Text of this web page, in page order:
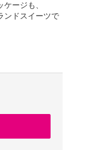
ージも、
ンドスイーツで
に
した。
っとりふわふ